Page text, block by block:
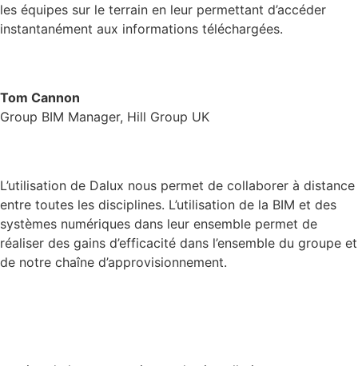
les équipes sur le terrain en leur permettant d’accéder
instantanément aux informations téléchargées.
Tom Cannon
Group BIM Manager, Hill Group UK
L’utilisation de Dalux nous permet de collaborer à distance
entre toutes les disciplines. L’utilisation de la BIM et des
systèmes numériques dans leur ensemble permet de
réaliser des gains d’efficacité dans l’ensemble du groupe et
de notre chaîne d’approvisionnement.